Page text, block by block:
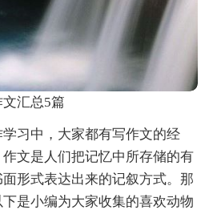
文汇总5篇
习中，大家都有写作文的经
文是人们把记忆中所存储的有
形式表达出来的记叙方式。那
是小编为大家收集的喜欢动物